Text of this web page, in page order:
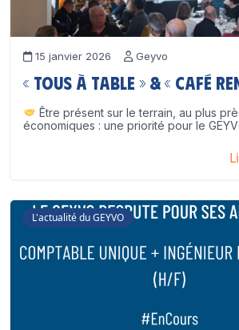
15 janvier 2026 Geyvo
« Tous à table » & « Café
Être présent sur le terrain, au plus
économiques : une priorité pour le
L'actualité du GEYVO